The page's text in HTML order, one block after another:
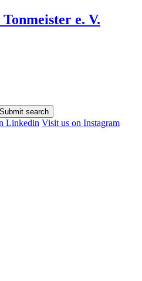
e. V.
Submit search
Linkedin Visit us on Instagram